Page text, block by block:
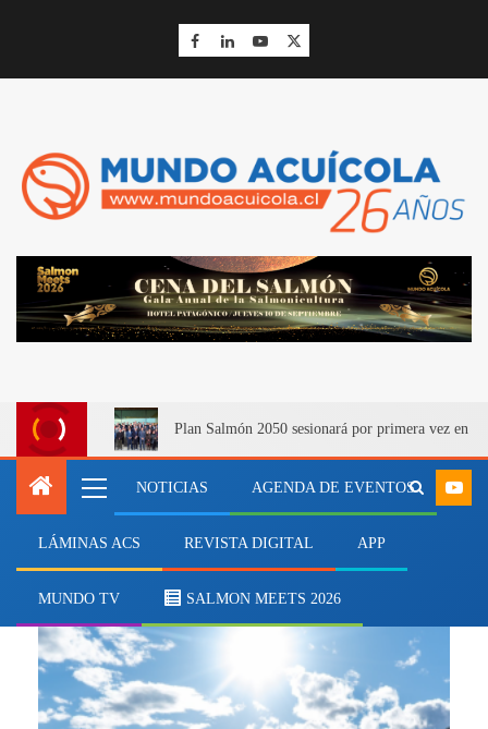
Plan Salmón 2050 sesionará por primera vez en
NOTICIAS AGENDA DE EVENTOS
LÁMINAS ACS REVISTA DIGITAL APP
MUNDO TV SALMON MEETS 2026
Multi X